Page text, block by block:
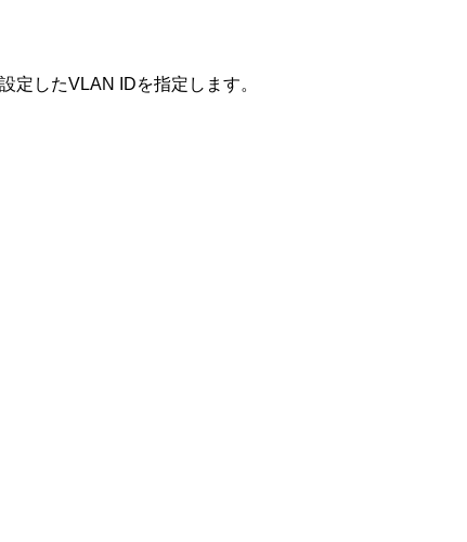
定したVLAN IDを指定します。